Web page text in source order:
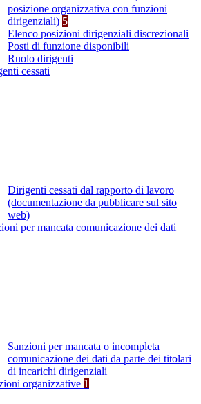
posizione organizzativa con funzioni
dirigenziali) 5
Elenco posizioni dirigenziali discrezionali
Posti di funzione disponibili
Ruolo dirigenti
cessati
Dirigenti cessati dal rapporto di lavoro
(documentazione da pubblicare sul sito
web)
per mancata comunicazione dei dati
Sanzioni per mancata o incompleta
comunicazione dei dati da parte dei titolari
di incarichi dirigenziali
organizzative 1